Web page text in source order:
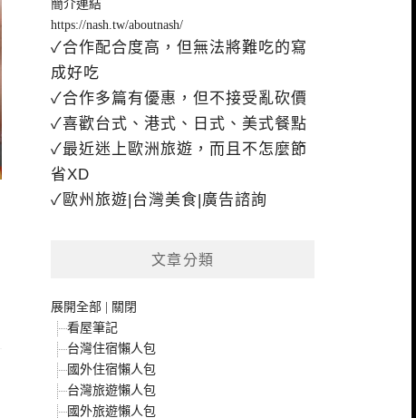
簡介連結
https://nash.tw/aboutnash/
✓合作配合度高，但無法將難吃的寫
成好吃
✓合作多篇有優惠，但不接受亂砍價
✓喜歡台式、港式、日式、美式餐點
✓最近迷上歐洲旅遊，而且不怎麼節
省XD
✓歐州旅遊|台灣美食|廣告諮詢
文章分類
展開全部
關閉
看屋筆記
台灣住宿懶人包
國外住宿懶人包
台灣旅遊懶人包
國外旅遊懶人包